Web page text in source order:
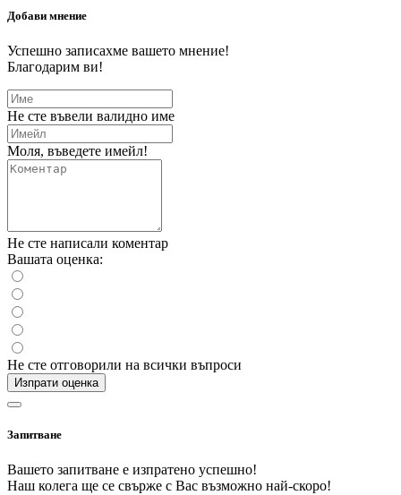
Добави мнение
Успешно записахме вашето мнение!
Благодарим ви!
Не сте въвели валидно име
Моля, въведете имейл!
Не сте написали коментар
Вашата оценка:
Не сте отговорили на всички въпроси
Изпрати оценка
Запитване
Вашето запитване е изпратено успешно!
Наш колега ще се свърже с Вас възможно най-скоро!